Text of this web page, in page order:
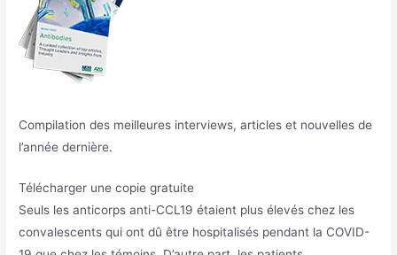
Compilation des meilleures interviews, articles et nouvelles de
l’année dernière.
Télécharger une copie gratuite
Seuls les anticorps anti-CCL19 étaient plus élevés chez les
convalescents qui ont dû être hospitalisés pendant la COVID-